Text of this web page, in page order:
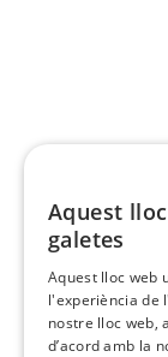
Aquest
galetes
Aquest lloc web
l'experiència de
nostre lloc web,
d’acord amb la